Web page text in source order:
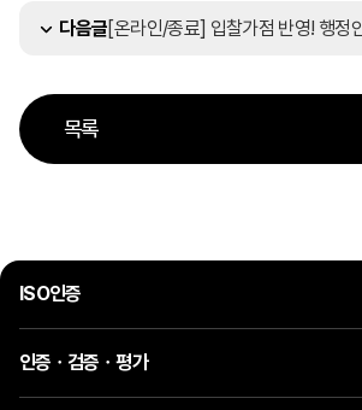
다음글
목록
ISO인증
인증ㆍ검증ㆍ평가